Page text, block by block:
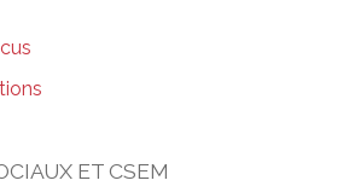
et soins esthétiques à Laurier
ET CSEM